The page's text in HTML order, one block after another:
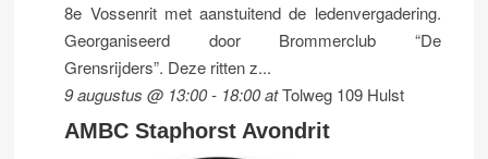
8e Vossenrit met aanstuitend de ledenvergadering.
Georganiseerd door Brommerclub “De
Grensrijders”. Deze ritten z...
9 augustus @ 13:00- 18:00atTolweg 109 Hulst
AMBC Staphorst Avondrit